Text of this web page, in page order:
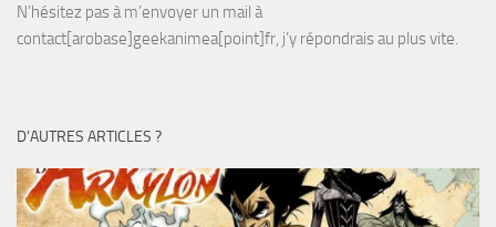
N’hésitez pas à m’envoyer un mail à
contact[arobase]geekanimea[point]fr, j’y répondrais au plus vite.
D’AUTRES ARTICLES ?